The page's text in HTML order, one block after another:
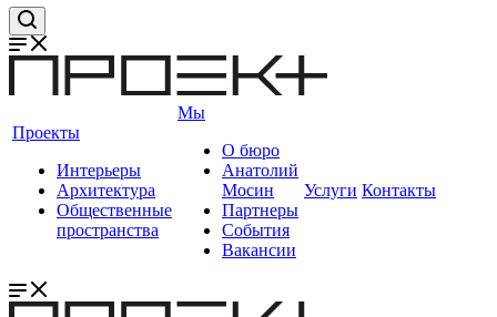
Проекты
Интерьеры
Архитектура
Общественные
пространства
Мы
О бюро
Анатолий
Мосин
Партнеры
События
Вакансии
Услуги Контакты